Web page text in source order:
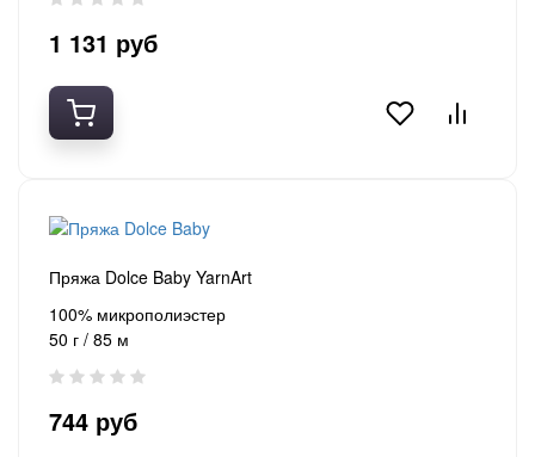
1 131 руб
Пряжа Dolce Baby YarnArt
100% микрополиэстер
50 г / 85 м
744 руб